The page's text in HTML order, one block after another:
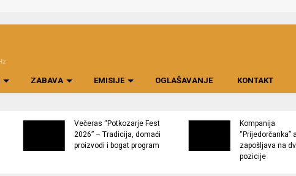
ZABAVA EMISIJE OGLAŠAVANJE KONTAKT
Večeras “Potkozarje Fest
2026” – Tradicija, domaći
proizvodi i bogat program
Kompanija
“Prijedorčanka”
zapošljava na
pozicije